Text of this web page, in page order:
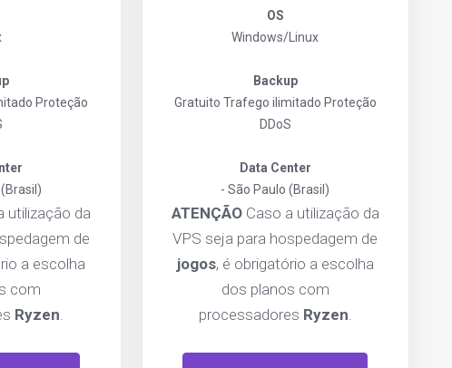
utilização da
de
a escolha
com
Ryzen.
Proteção
ATENÇÃOCaso a utilização da
VPS seja para hospedagem de
jogos, é obrigatório a escolha
dos planos com
processadores Ryzen.
OS
Windows/Linux
Backup
Gratuito Trafego ilimitado Proteção
DDoS
Data Center
- São Paulo (Brasil)